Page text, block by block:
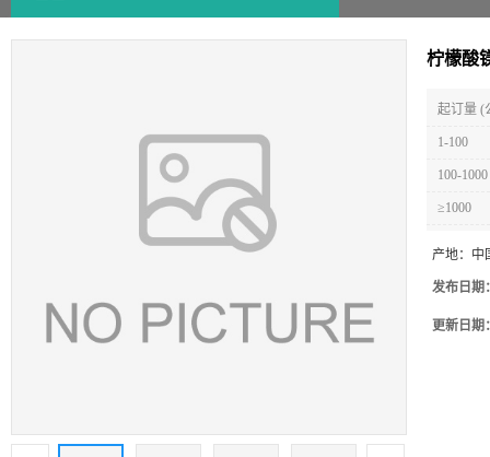
柠檬酸
起订量 (
1-100
100-1000
≥1000
产地： 中
发布日期
更新日期